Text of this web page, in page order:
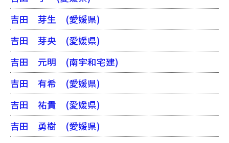
吉田 芽生 (愛媛県)
吉田 芽央 (愛媛県)
吉田 元明 (南宇和宅建)
吉田 有希 (愛媛県)
吉田 祐貴 (愛媛県)
吉田 勇樹 (愛媛県)